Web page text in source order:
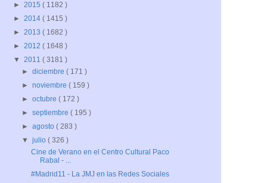
► 2015 ( 1182 )
► 2014 ( 1415 )
► 2013 ( 1682 )
► 2012 ( 1648 )
▼ 2011 ( 3181 )
►diciembre( 171 )
►noviembre( 159 )
►octubre( 172 )
►septiembre( 195 )
►agosto( 283 )
▼julio( 326 )
Cine de Verano en el Centro Cultural Paco
Rabal - ...
#Madrid11 - La JMJ en las Redes Sociales